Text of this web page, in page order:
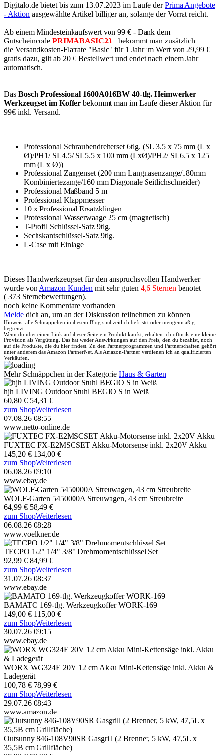
Digitalo.de bietet bis zum 13.07.2023 im Laufe derPrima Angebote
- Aktion ausgewählte Artikel billiger an, solange der Vorrat reicht.
Ab einem Mindesteinkaufswert von 99 € - Dank dem
Gutscheincode PRIMABASIC23 - bekommt man zusätzlich
die Versandkosten-Flatrate "Basic" für 1 Jahr im Wert von 29,99 €
gratis dazu, gilt ab 20 € Bestellwert und endet nach einem Jahr
automatisch.
Das Bosch Professional 1600A016BW 40-tlg. Heimwerker
Werkzeugset im Koffer bekommt man im Laufe dieser Aktion für
99€ inkl. Versand.
Professional Schraubendreherset 6tlg. (SL 3.5 x 75 mm (L x
Ø)/PH1/ SL4.5/ SL5.5 x 100 mm (LxØ)/PH2/ SL6.5 x 125
mm (L x Ø))
Professional Zangenset (200 mm Langnasenzange/180mm
Kombiniertezange/160 mm Diagonale Seitlichschneider)
Professional Maßband 5 m
Professional Klappmesser
10 x Professional Ersatzklingen
Professional Wasserwaage 25 cm (magnetisch)
T-Profil Schlüssel-Satz 9tlg.
Sechskantschlüssel-Satz 9tlg.
L-Case mit Einlage
Dieses Handwerkzeugset für den anspruchsvollen Handwerker
wurde von Amazon Kunden mit sehr guten 4,6 Sternen benotet
( 373 Sternebewertungen).
noch keine Kommentare vorhanden
Melde dich an, um an der Diskussion teilnehmen zu können
Hinweis: alle Schnäppchen in diesem Blog sind zeitlich befristet oder mengenmäßig
begrenzt.
Wenn du über einen Link auf dieser Seite ein Produkt kaufst, erhalten ich oftmals eine kleine
Provision als Vergütung. Das hat weder Auswirkungen auf den Preis, den du bezahlst, noch
auf die Produkte, die du hier findest. Zu den Partnerprogrammen und Partnerschaften gehört
unter anderem das Amazon PartnerNet. Als Amazon-Partner verdienen ich an qualifizierten
Verkäufen.
Mehr Schnäppchen in der Kategorie Haus & Garten
hjh LIVING Outdoor Stuhl BEGIO S in Weiß
60,80 € 54,31 €
zum ShopWeiterlesen
07.08.26 08:55
www.netto-online.de
FUXTEC FX-E2MSCSET Akku-Motorsense inkl. 2x20V Akku
145,20 € 134,00 €
zum ShopWeiterlesen
06.08.26 09:10
www.ebay.de
WOLF-Garten 5450000A Streuwagen, 43 cm Streubreite
64,99 € 58,49 €
zum ShopWeiterlesen
06.08.26 08:28
www.voelkner.de
TECPO 1/2" 1/4" 3/8" Drehmomentschlüssel Set
92,99 € 84,99 €
zum ShopWeiterlesen
31.07.26 08:37
www.ebay.de
BAMATO 169-tlg. Werkzeugkoffer WORK-169
149,00 € 115,00 €
zum ShopWeiterlesen
30.07.26 09:15
www.ebay.de
WORX WG324E 20V 12 cm Akku Mini-Kettensäge inkl. Akku &
Ladegerät
100,78 € 78,99 €
zum ShopWeiterlesen
29.07.26 08:43
www.amazon.de
Outsunny 846-108V90SR Gasgrill (2 Brenner, 5 kW, 47,5L x
35,5B cm Grillfläche)